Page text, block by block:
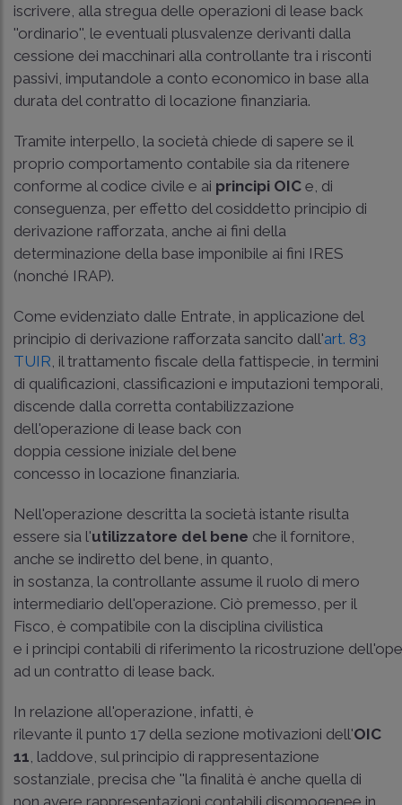
iscrivere, alla stregua delle operazioni di lease back
''ordinario'', le eventuali plusvalenze derivanti dalla
cessione dei macchinari alla controllante tra i risconti
passivi, imputandole a conto economico in base alla
durata del contratto di locazione finanziaria.
Tramite interpello, la società chiede di sapere se il
proprio comportamento contabile sia da ritenere
conforme al codice civile e ai principi OIC e, di
conseguenza, per effetto del cosiddetto principio di
derivazione rafforzata, anche ai fini della
determinazione della base imponibile ai fini IRES
(nonché IRAP).
Come evidenziato dalle Entrate, in applicazione del
principio di derivazione rafforzata sancito dall'art. 83
TUIR , il trattamento fiscale della fattispecie, in termini
di qualificazioni, classificazioni e imputazioni temporali,
discende dalla corretta contabilizzazione
dell'operazione di lease back con
doppia cessione iniziale del bene
concesso in locazione finanziaria.
Nell'operazione descritta la società istante risulta
essere sia l'utilizzatore del bene che il fornitore,
anche se indiretto del bene, in quanto,
in sostanza, la controllante assume il ruolo di mero
intermediario dell'operazione. Ciò premesso, per il
Fisco, è compatibile con la disciplina civilistica
e i principi contabili di riferimento la ricostruzione
ad un contratto di lease back.
In relazione all'operazione, infatti, è
rilevante il punto 17 della sezione motivazioni dell'OIC
11 , laddove, sul principio di rappresentazione
sostanziale, precisa che ''la finalità è anche quella di
non avere rappresentazioni contabili disomogenee in